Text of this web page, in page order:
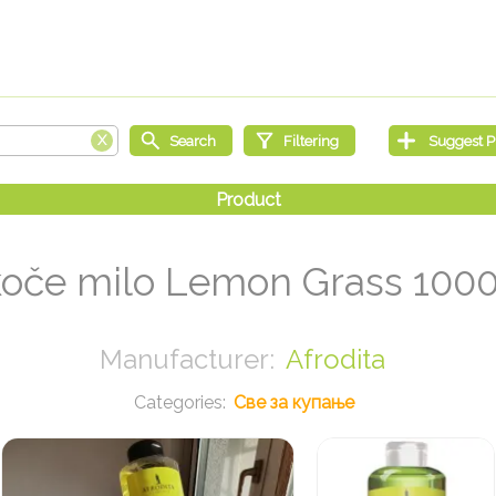
milo Lemon Grass
Afrodita
Све за купање